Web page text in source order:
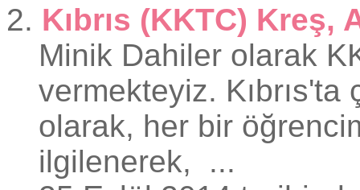
2. Kıbrıs (KKTC)
Minik Dahiler olarak
vermekteyiz. Kıbrıs'ta
olarak, her bir
ilgilenerek, ...